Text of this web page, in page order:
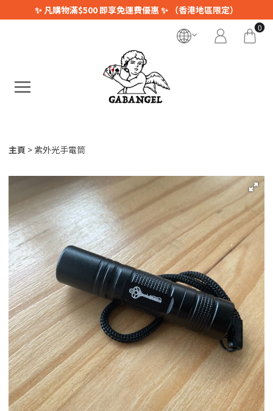
✨ 凡購物滿$500 即享免運費優惠 ✨ （香港地區限定）
0
主頁 紫外光手電筒